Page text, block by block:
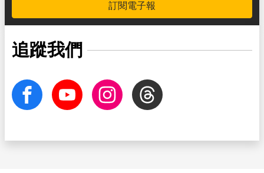
訂閱電子報
追蹤我們
facebook Youtube InstagramThreads